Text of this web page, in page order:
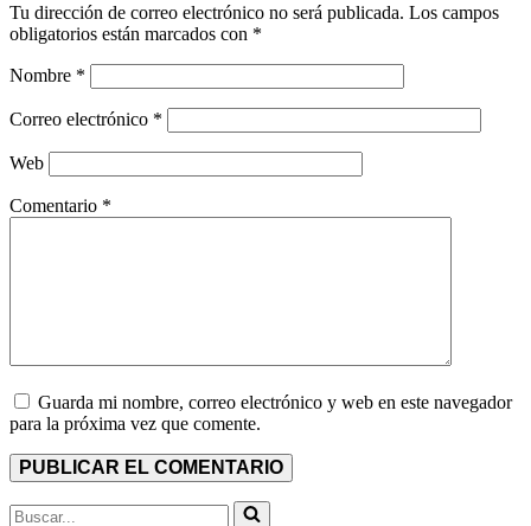
Tu dirección de correo electrónico no será publicada. Los campos
obligatorios están marcados con *
Nombre *
Correo electrónico *
Web
Comentario *
Guarda mi nombre, correo electrónico y web en este navegador
para la próxima vez que comente.
Buscar...